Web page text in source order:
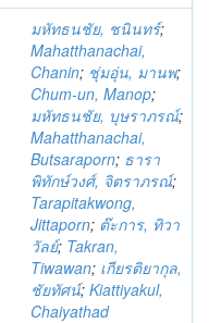
มหัทธนชัย, ชนินทร์;
Mahatthanachai,
Chanin; ชุ่มอุ่น, มานพ;
Chum-un, Manop;
มหัทธนชัย, บุษราภรณ์;
Mahatthanachai,
Butsaraporn; ธารา
พิทักษ์วงศ์, จิตราภรณ์;
Tarapitakwong,
Jittaporn; ต๊ะการ, ทิวา
วัลย์; Takran,
Tiwawan; เกียรติยากุล,
ชัยทัศน์; Kiattiyakul,
Chaiyathad